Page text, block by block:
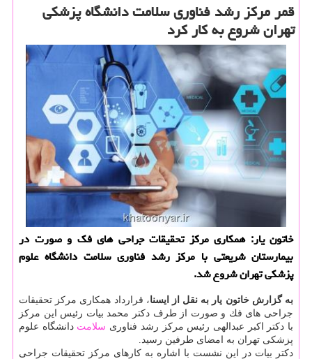
قمر مركز رشد فناوری سلامت دانشگاه پزشكی
تهران شروع به كار كرد
خاتون یار: همكاری مركز تحقیقات جراحی های فك و صورت در
بیمارستان شریعتی با مركز رشد فناوری سلامت دانشگاه علوم
پزشكی تهران شروع شد.
به گزارش خاتون یار به نقل از ایسنا، قرارداد همكاری مركز تحقیقات
جراحی های فك و صورت از طرف دكتر محمد بیات رئیس این مركز
با دكتر اكبر عبدالهی رئیس مركز رشد فناوری سلامت دانشگاه علوم
پزشكی تهران به امضای طرفین رسید.
دكتر بیات در این نشست با اشاره به كارهای مركز تحقیقات جراحی